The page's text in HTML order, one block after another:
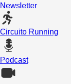
Newsletter
Circuito Running
Podcast